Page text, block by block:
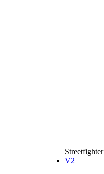
Streetfighter
V2